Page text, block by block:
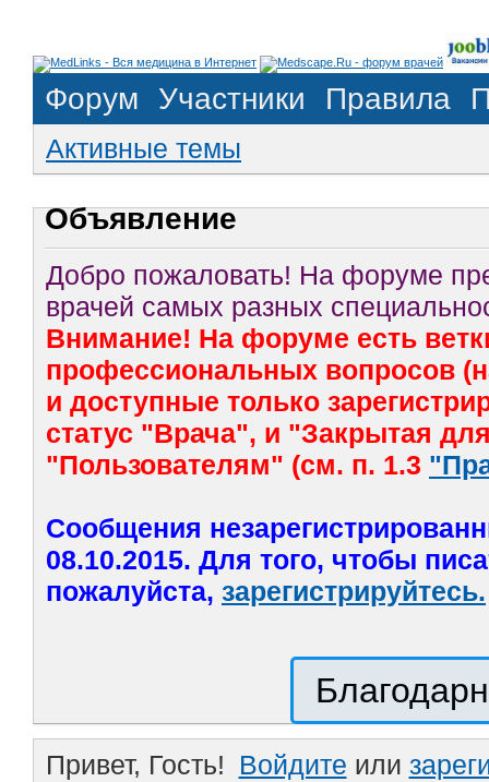
Форум Участники Правила
Активные темы
Объявление
Добро пожаловать! На форуме
врачей самых разных
Внимание! На форуме есть
профессиональных вопросов
и доступные только
статус "Врача", и "Закрытая
"Пользователям" (см. п. 1.3
Сообщения
08.10.2015. Для того, чтобы
пожалуйста, зарегистрируйтесь.
Привет, Гость! Войдите или